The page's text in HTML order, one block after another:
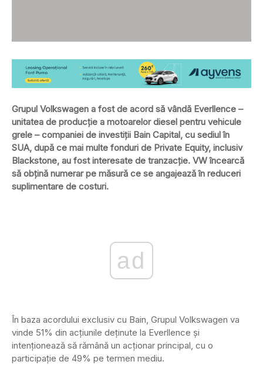
Grupul Volkswagen a fost de acord să vândă Everllence –
unitatea de producție a motoarelor diesel pentru vehicule
grele – companiei de investiții Bain Capital, cu sediul în
SUA, după ce mai multe fonduri de Private Equity, inclusiv
Blackstone, au fost interesate de tranzacție. VW încearcă
să obțină numerar pe măsură ce se angajează în reduceri
suplimentare de costuri.
ad
În baza acordului exclusiv cu Bain, Grupul Volkswagen va
vinde 51% din acțiunile deținute la Everllence și
intenționează să rămână un acționar principal, cu o
participație de 49% pe termen mediu.